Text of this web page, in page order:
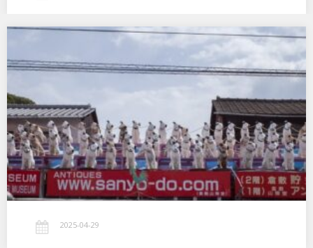
…
2025-04-29